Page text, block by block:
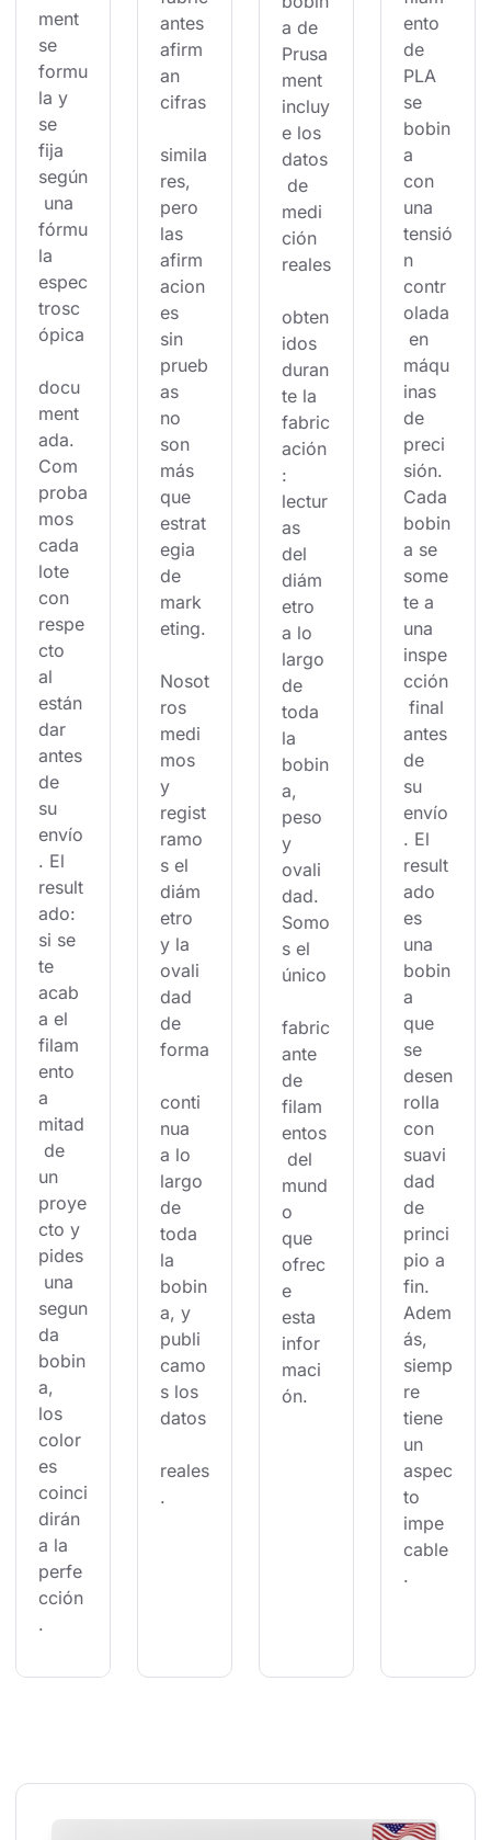
ment
se
formu
la y
se
fija
según
una
fórmu
la
espec
trosc
ópica
docu
ment
ada.
Com
proba
mos
cada
lote
con
respe
cto
al
están
dar
antes
de
su
envío
. El
result
ado:
si se
te
acab
a el
filam
ento
a
mitad
de
un
proye
cto y
pides
una
segun
da
bobin
a,
los
color
es
coinci
dirán
a la
perfe
cción
.
antes
afirm
an
cifras
simila
res,
pero
las
afirm
acion
es
sin
prueb
as
no
son
más
que
estrat
egia
de
mark
eting.
Nosot
ros
medi
mos
y
regist
ramo
s el
diám
etro
y la
ovali
dad
de
forma
conti
nua
a lo
largo
de
toda
la
bobin
a, y
publi
camo
s los
datos
reales
.
a de
Prusa
ment
incluy
e los
datos
de
medi
ción
reales
obten
idos
duran
te la
fabric
ación
:
lectur
as
del
diám
etro
a lo
largo
de
toda
la
bobin
a,
peso
y
ovali
dad.
Somo
s el
único
fabric
ante
de
filam
entos
del
mund
o
que
ofrec
e
esta
infor
maci
ón.
ento
de
PLA
se
bobin
a
con
una
tensió
n
contr
olada
en
máqu
inas
de
preci
sión.
Cada
bobin
a se
some
te a
una
inspe
cción
final
antes
de
su
envío
. El
result
ado
es
una
bobin
a
que
se
desen
rolla
con
suavi
dad
de
princi
pio a
fin.
Adem
ás,
siemp
re
tiene
un
aspec
to
impe
cable
.